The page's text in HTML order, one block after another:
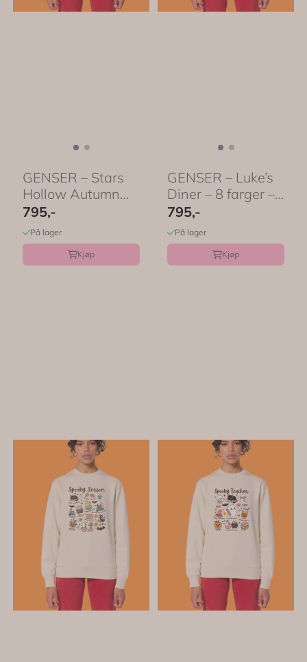
GENSER – Stars
Hollow Autumn
Festival – 8 ...
795,-
På lager
Kjøp
GENSER – Luke’s
Diner – 8 farger –
...
795,-
På lager
Kjøp